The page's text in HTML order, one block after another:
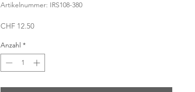
Artikelnummer: IRS108-380
CHF 12.50Preis
Anzahl *